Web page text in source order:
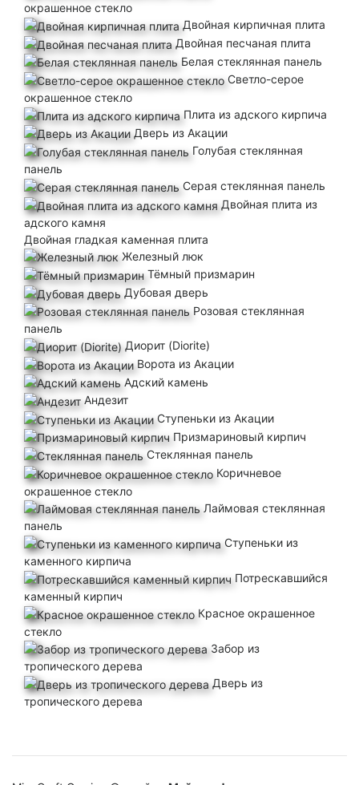
окрашенное стекло
Двойная кирпичная плита
Двойная песчаная плита
Белая стеклянная панель
Светло-серое
окрашенное стекло
Плита из адского кирпича
Дверь из Акации
Голубая стеклянная
панель
Серая стеклянная панель
Двойная плита из
адского камня
Двойная гладкая каменная плита
Железный люк
Тёмный призмарин
Дубовая дверь
Розовая стеклянная
панель
Диорит (Diorite)
Ворота из Акации
Адский камень
Андезит
Ступеньки из Акации
Призмариновый кирпич
Стеклянная панель
Коричневое
окрашенное стекло
Лаймовая стеклянная
панель
Ступеньки из
каменного кирпича
Потрескавшийся
каменный кирпич
Красное окрашенное
стекло
Забор из
тропического дерева
Дверь из
тропического дерева